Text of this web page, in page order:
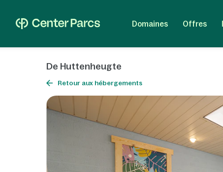
Domaines Offres
De Huttenheugte
Retour aux hébergements